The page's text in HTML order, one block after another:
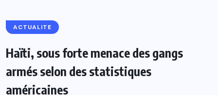
ACTUALITE
Haïti, sous forte menace des gangs
armés selon des statistiques
américaines